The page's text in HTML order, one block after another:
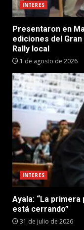
INTERES
Presentaron en
ediciones del
Rally local
1 de agosto de 2026
INTERES
Ayala: “La
está cerrando”
31 de julio de 2026